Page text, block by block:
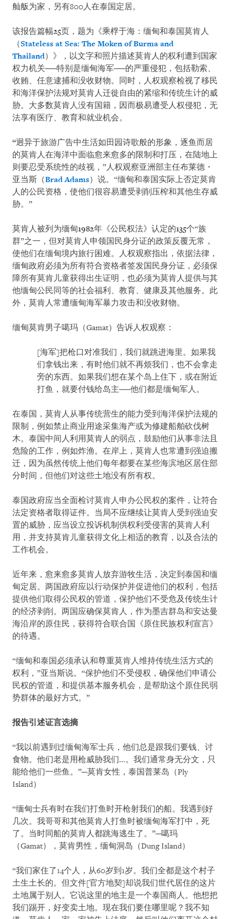
舢舨为家，另有800人在泰国定居。
该报告篇幅25页，题为《乘桴于海：缅甸和泰国莫肯人
（Stateless at Sea: The Moken of Burma and
Thailand）》，以文字和照片描述莫肯人的权利遭到国家
权力机关──特别是缅甸海军──的严重侵犯，包括勒索、
收贿、任意逮捕和没收财物。同时，人权观察检视了移民
和海洋保护法规对莫肯人迁徙自由的紧缩和传统生计的威
胁。大多数莫肯人没有国籍，因而极易遭受人权侵犯，无
法享有医疗、教育和就业机会。
“迥异于旅游广告中生活如田园诗歌般的形象，逐鱼而居
的莫肯人在海洋中面临愈来愈多的限制和打压，在陆地上
则要忍受系统性的歧视，”人权观察亚洲部主任布莱德・
亚当斯（Brad Adams）说。“缅甸和泰国实际上否定莫肯
人的公民资格，使他们很容易遭受剥削压榨和其他生存威
胁。”
莫肯人被列为缅甸1982年《公民权法》认定的135个“族
群”之一，但对莫肯人申领国民身分证的政策反覆无常，
使他们在缅甸境内旅行困难。人权观察指出，依据法律，
缅甸政府必须为所有符合资格者签发国民身分证，必须保
障所有莫肯儿童获得出生证明，也必须为莫肯人提供与其
他缅甸公民同等的社会福利、教育、健康及其他服务。此
外，莫肯人常遭缅甸海军暴力攻击和没收财物。
缅甸莫肯男子噶玛（Gamat）告诉人权观察：
[海军]把枪口对准我们，我们就跳进海里。如果我
们拿钱出来，有时他们就不再烦我们，也不会拿走
旁的东西。如果我们想在某个岛上住下，或在附近
打鱼，就要付钱给岛主──他们都是缅甸军人。
在泰国，莫肯人从事传统营生的能力受到海洋保护法规的
限制，例如禁止商业用途采集海产或为修建船舶砍伐树
木。泰国中间人利用莫肯人的弱点，鼓励他们从事非法且
危险的工作，例如炸渔。在岸上，莫肯人也常遭到强迫搬
迁，因为虽然传统上他们每年都要在某些海滨地区居住部
分时间，但他们对这些土地没有所有权。
泰国政府应当全面检讨莫肯人申办公民权的案件，让符合
法定资格者取得证件。当局不应继续让莫肯人受到强迫安
置的威胁，应当设立投诉机制供权利受侵害的莫肯人利
用，并支持莫肯儿童获得文化上相适的教育，以及合法的
工作机会。
近年来，愈来愈多莫肯人放弃游牧生活，决定到泰国和缅
甸定居。两国政府应以行动保护并促进他们的权利，包括
提供他们取得公民权的管道，保护他们不受危及传统生计
的经济剥削。两国应确保莫肯人，作为墨吉群岛和安达曼
海沿岸的原住民，获得符合联合国《原住民族权利宣言》
的待遇。
“缅甸和泰国必须承认和尊重莫肯人维持传统生活方式的
权利，”亚当斯说。“保护他们不受侵权，确保他们申请公
民权的管道，和提供基本服务机会，是帮助这个原住民弱
势群体的最好方式。”
报告引述证言选摘
“我以前遇到过缅甸海军士兵，他们总是跟我们要钱、讨
食物。他们老是用枪威胁我们...。我们通常身无分文，只
能给他们一些鱼。”─莫肯女性，泰国普莱岛（Ply
Island）
“缅甸士兵有时在我们打鱼时开枪射我们的船。我遇到好
几次。我哥哥和其他莫肯人打鱼时被缅甸海军打中，死
了。当时同船的莫肯人都跳海逃生了。”─噶玛
（Gamat），莫肯男性，缅甸洞岛（Dung Island）
“我们家住了14个人，从60岁到1岁。我们全都是这个村子
土生土长的。但文件[官方地契]却说我们世代居住的这片
土地属于别人。它说这里的地主是一个泰国商人。他想把
我们踢开，好变卖土地。现在我们要住哪里呢？我不知